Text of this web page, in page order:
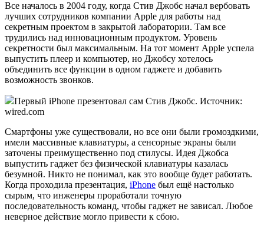
Все началось в 2004 году, когда Стив Джобс начал вербовать
лучших сотрудников компании Apple для работы над
секретным проектом в закрытой лаборатории. Там все
трудились над инновационным продуктом. Уровень
секретности был максимальным. На тот момент Apple успела
выпустить плеер и компьютер, но Джобсу хотелось
объединить все функции в одном гаджете и добавить
возможность звонков.
Первый iPhone презентовал сам Стив Джобс. Источник:
wired.com
Смартфоны уже существовали, но все они были громоздкими,
имели массивные клавиатуры, а сенсорные экраны были
заточены преимущественно под стилусы. Идея Джобса
выпустить гаджет без физической клавиатуры казалась
безумной. Никто не понимал, как это вообще будет работать.
Когда проходила презентация, iPhone был ещё настолько
сырым, что инженеры проработали точную
последовательность команд, чтобы гаджет не зависал. Любое
неверное действие могло привести к сбою.